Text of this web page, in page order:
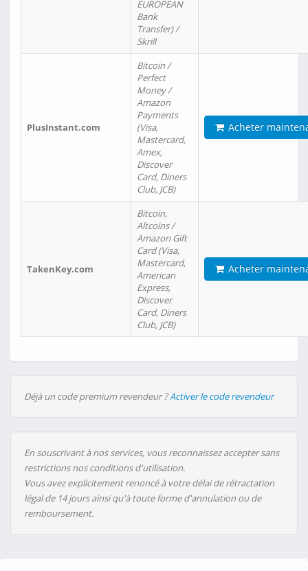
EUROPEAN
Bank
Transfer) /
Skrill
PlusInstant.com
Bitcoin /
Perfect
Money /
Amazon
Payments
(Visa,
Mastercard,
Amex,
Discover
Card, Diners
Club, JCB)
Acheter
TakenKey.com
Bitcoin,
Altcoins /
Amazon Gift
Card (Visa,
Mastercard,
American
Express,
Discover
Card, Diners
Club, JCB)
Acheter
Déjà un code premium revendeur ?Activer le code revendeur
En souscrivant à nos services, vous reconnaissez accepter sans
restrictions nos conditions d'utilisation.
Vous avez explicitement renoncé à votre délai de rétractation
légal de 14 jours ainsi qu'à toute forme d'annulation ou de
remboursement.